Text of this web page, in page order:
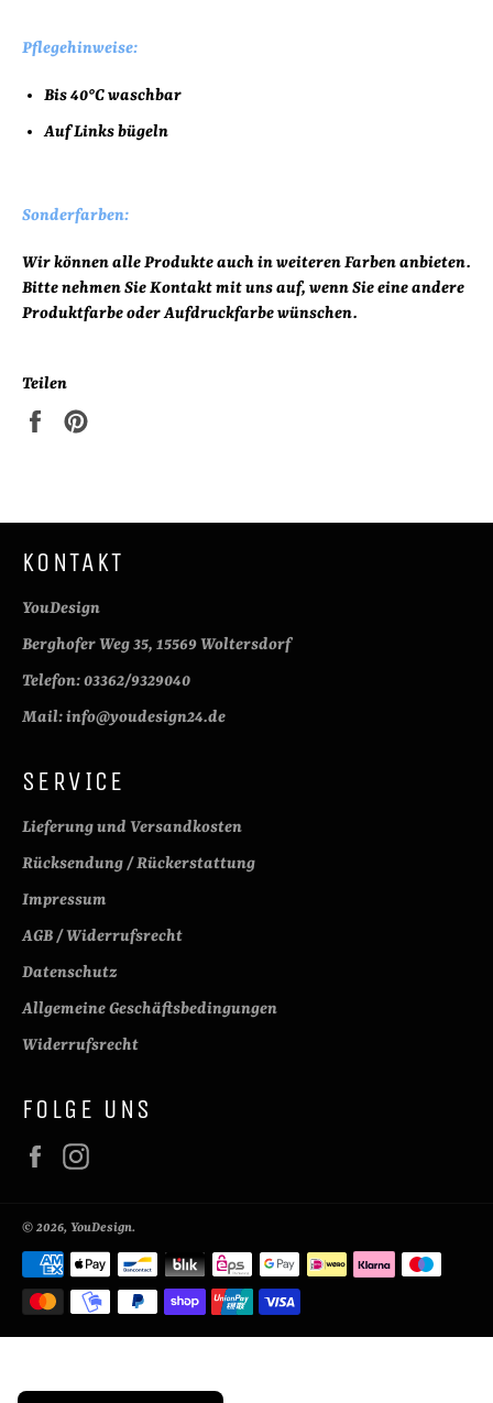
Pflegehinweise:
Bis 40°C waschbar
Auf Links bügeln
Sonderfarben:
Wir können alle Produkte auch in weiteren Farben anbieten.
Bitte nehmen Sie Kontakt mit uns auf, wenn Sie eine andere
Produktfarbe oder Aufdruckfarbe wünschen.
Teilen
Auf
KONTAKT
YouDesign
Berghofer Weg 35, 15569 Woltersdorf
Telefon: 03362/9329040
Mail: info@youdesign24.de
SERVICE
Lieferung und Versandkosten
Rücksendung / Rückerstattung
Impressum
AGB / Widerrufsrecht
Datenschutz
Allgemeine Geschäftsbedingungen
Widerrufsrecht
FOLGE UNS
Facebook
© 2026, YouDesign.
Zahlungsmethoden